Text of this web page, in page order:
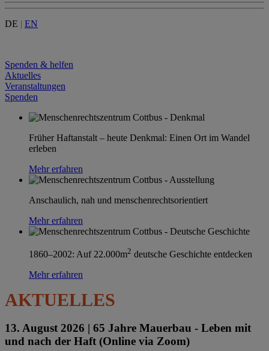
DE | EN
Spenden & helfen
Aktuelles
Veranstaltungen
Spenden
Früher Haftanstalt – heute Denkmal: Einen Ort im Wandel
erleben
Mehr erfahren
Anschaulich, nah und menschenrechtsorientiert
Mehr erfahren
1860–2002: Auf 22.000m2 deutsche Geschichte entdecken
Mehr erfahren
AKTUELLES
13. August 2026 | 65 Jahre Mauerbau - Leben mit
und nach der Haft (Online via Zoom)